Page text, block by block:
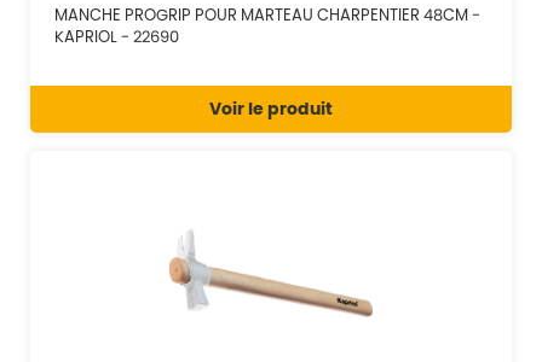
MANCHE PROGRIP POUR MARTEAU CHARPENTIER 48CM -
KAPRIOL - 22690
Voir le produit